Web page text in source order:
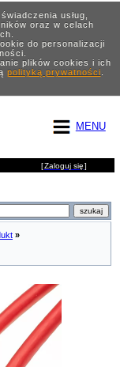
usług,
oraz w celach
do personalizacji
plików cookies i ich
polityką prywatności.
MENU
[Zaloguj się]
»